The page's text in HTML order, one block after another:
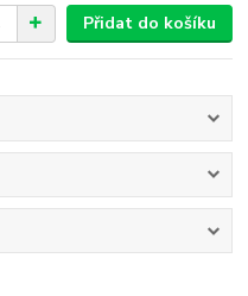
Přidat do košíku